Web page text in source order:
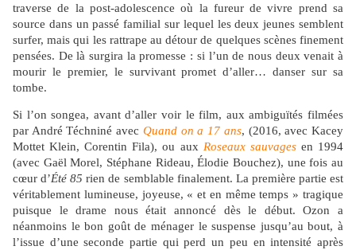
traverse de la post-adolescence où la fureur de vivre prend sa
source dans un passé familial sur lequel les deux jeunes semblent
surfer, mais qui les rattrape au détour de quelques scènes finement
pensées. De là surgira la promesse : si l’un de nous deux venait à
mourir le premier, le survivant promet d’aller… danser sur sa
tombe.
Si l’on songea, avant d’aller voir le film, aux ambiguïtés filmées
par André Téchniné avec Quand on a 17 ans, (2016, avec Kacey
Mottet Klein, Corentin Fila), ou aux Roseaux sauvagesen 1994
(avec Gaël Morel, Stéphane Rideau, Élodie Bouchez), une fois au
cœur d’Été 85rien de semblable finalement. La première partie est
véritablement lumineuse, joyeuse, « et en même temps » tragique
puisque le drame nous était annoncé dès le début. Ozon a
néanmoins le bon goût de ménager le suspense jusqu’au bout, à
l’issue d’une seconde partie qui perd un peu en intensité après